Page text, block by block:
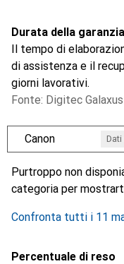
Durata della garanzia
Il tempo di
di assistenza e il
giorni lavorativi.
Fonte: Digitec Galaxus
Canon
Purtroppo non
categoria per
Confronta tutti i 11
Percentuale di reso